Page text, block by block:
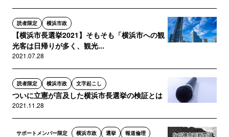
読者限定 横浜市政
【横浜市長選挙2021】そもそも「横浜市への観
光客は日帰りが多く、観光...
2021.07.28
読者限定 横浜市政 文字起こし
ついに立憲が言及した横浜市長選挙の検証とは
2021.11.28
サポートメンバー限定 横浜市政 選挙 報道倫理